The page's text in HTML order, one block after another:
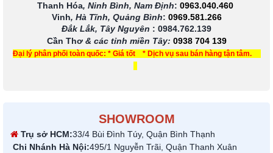
Thanh Hóa, Ninh Bình, Nam Định: 0963.040.460
Vinh, Hà Tĩnh, Quảng Bình: 0969.581.266
Đắk Lắk, Tây Nguyên : 0984.762.139
Cần Thơ & các tỉnh miền Tây: 0938 704 139
Đại lý phân phối toàn quốc: * Giá tốt * Dịch vụ sau bán hàng tận tâm.
SHOWROOM
Trụ sở HCM:33/4 Bùi Đình Túy, Quận Bình Thạnh
Chi Nhánh Hà Nội:495/1 Nguyễn Trãi, Quận Thanh Xuân